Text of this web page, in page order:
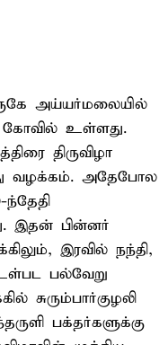
அய்யர்மலையில்
கோவில் உள்ளது.
திருவிழா
வழக்கம். அதேபோல
இதன் பின்னர்
இரவில் நந்தி,
பல்வேறு
சுரும்பார்குழலி
பக்தர்களுக்கு